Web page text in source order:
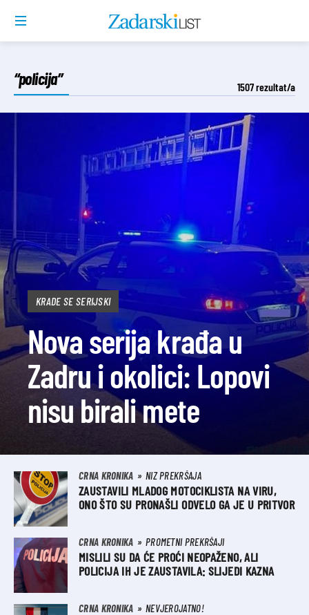
“policija” 1507rezultat/a
KRADE SE SERIJSKI
Nova serija krađa u
Zadru i okolici: Lopovi
nisu birali mete
CRNA KRONIKA NIZ PREKRŠAJA
ZAUSTAVILI MLADOG MOTOCIKLISTA NA VIRU,
ONO ŠTO SU PRONAŠLI ODVELO GA JE U PRITVOR
CRNA KRONIKA PROMETNI PREKRŠAJI
MISLILI SU DA ĆE PROĆI NEOPAŽENO, ALI
POLICIJA IH JE ZAUSTAVILA: SLIJEDI KAZNA
CRNA KRONIKA NEVJEROJATNO!